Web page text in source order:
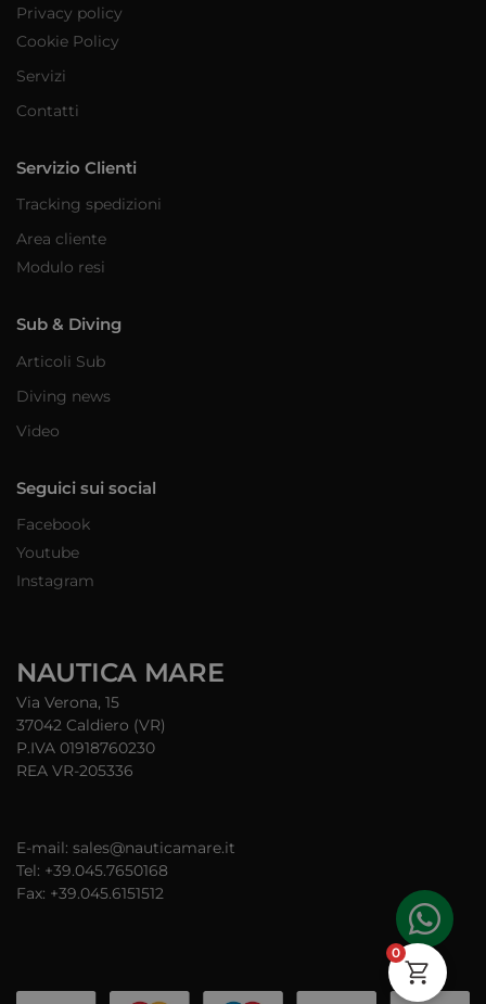
Privacy policy
Cookie Policy
Servizi
Contatti
Servizio Clienti
Tracking spedizioni
Area cliente
Modulo resi
Sub & Diving
Articoli Sub
Diving news
Video
Seguici sui social
Facebook
Youtube
Instagram
NAUTICA MARE
Via Verona, 15
37042 Caldiero (VR)
P.IVA 01918760230
REA VR-205336
E-mail: sales@nauticamare.it
Tel: +39.045.7650168
Fax: +39.045.6151512
0